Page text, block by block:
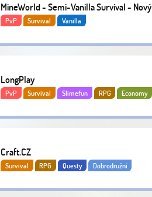
MineWorld - Semi-Vanilla Survival - Nový
začátek 1.21.11
PvP Survival Vanilla
LongPlay
PvP Survival Slimefun RPG Economy
Craft.CZ
Survival RPG Questy Dobrodružní